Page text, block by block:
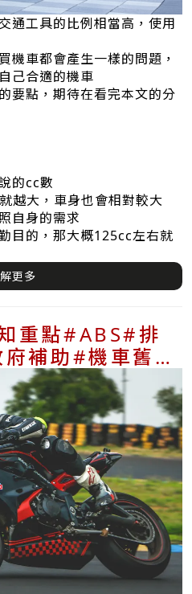
通工具的比例相當高，使用
機車都會產生一樣的問題，
己合適的機車
要點，期待在看完本文的分
的cc數
越大，車身也會相對較大
自身的需求
目的，那大概125cc左右就
更多
重點#ABS#排
補助#機車舊換